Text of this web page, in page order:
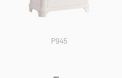
P945